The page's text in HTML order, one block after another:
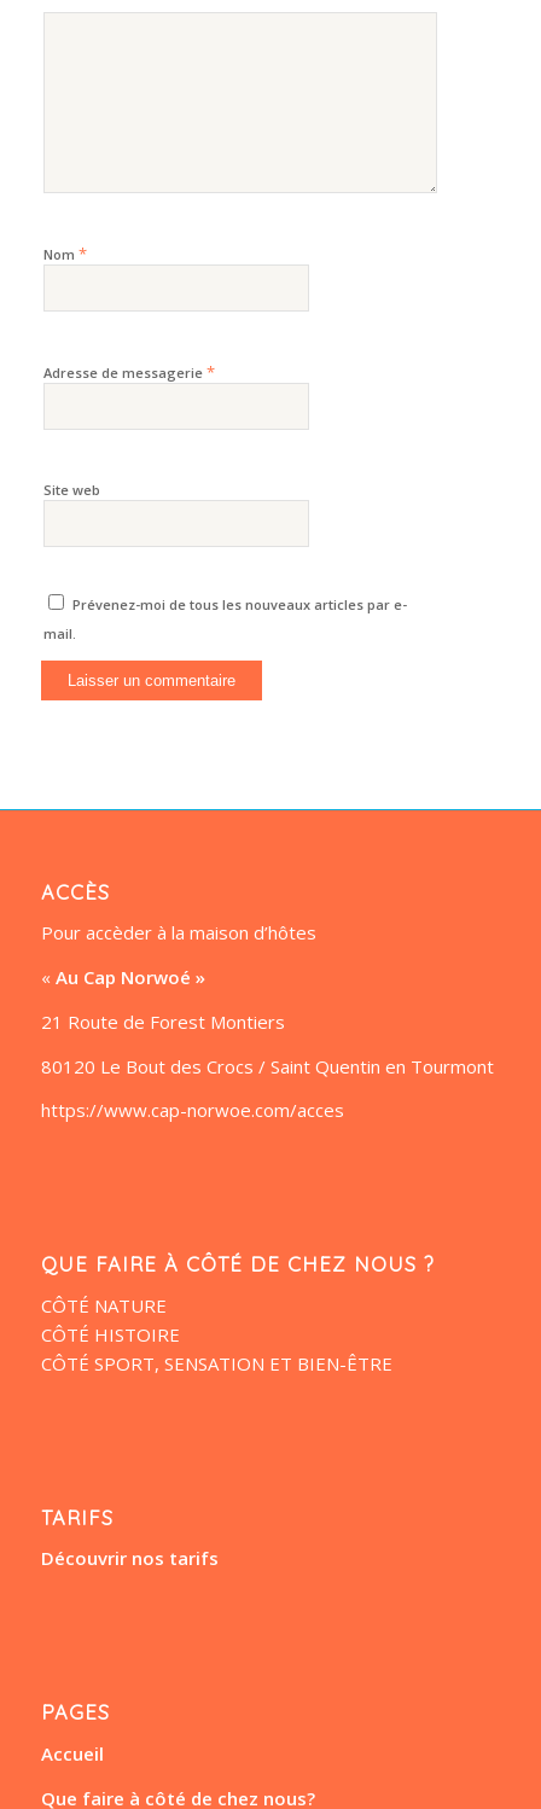
Nom *
Adresse de messagerie *
Site web
Prévenez-moi de tous les nouveaux articles par e-
mail.
ACCÈS
Pour accèder à la maison d’hôtes
« Au Cap Norwoé »
21 Route de Forest Montiers
80120 Le Bout des Crocs / Saint Quentin en Tourmont
https://www.cap-norwoe.com/acces
QUE FAIRE À CÔTÉ DE CHEZ NOUS ?
CÔTÉ NATURE
CÔTÉ HISTOIRE
CÔTÉ SPORT, SENSATION ET BIEN-ÊTRE
TARIFS
Découvrir nos tarifs
PAGES
Accueil
Que faire à côté de chez nous?